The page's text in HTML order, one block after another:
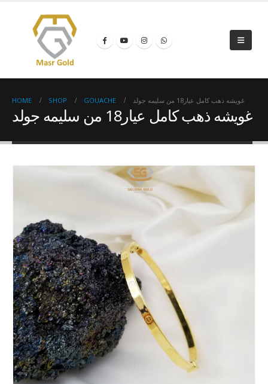
HOME SHOP GOUACHE غويشه ذهب كامل عيار18 من سليمه جولد
غويشه ذهب كامل عيار18 من سليمه جولد